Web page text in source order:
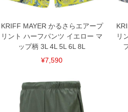
ご了承くださいませ。
裾上げ料金は500円+税となります。
備考欄に股下●cmとご記入下さい。（裾上げ無
上の品が対象。1本5,999円以下の商品は有料（
出荷まで約1週間～20日間程お時間を頂く場合が
一部、お直しに対応出来ない商品がございます。
※商品によって若干のサイズの誤差がございます
ンピュータ画面）によって、商品の色味が若干
※当店での掲載商品は、実店鋪と在庫を共用して
KRIFF MAYER かるさらエアープ
リント ハーフパンツ イエロー マ
ップ柄 3L 4L 5L 6L 8L
¥7,590
リ